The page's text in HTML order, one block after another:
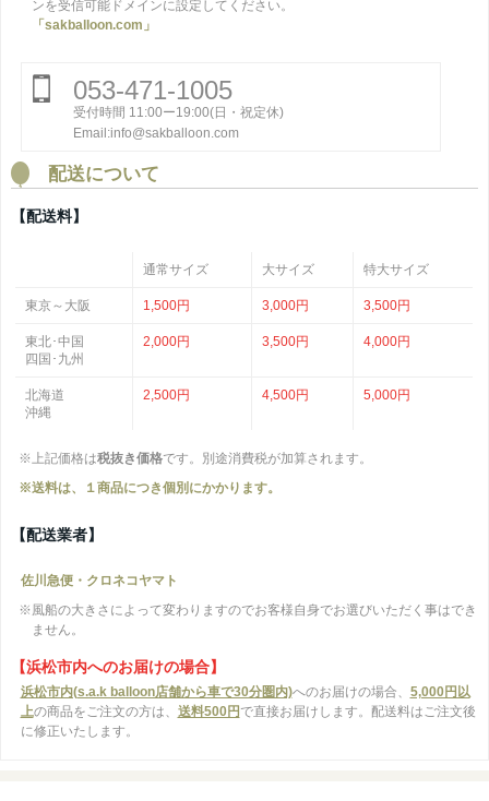
ンを受信可能ドメインに設定してください。
「sakballoon.com」
053-471-1005
受付時間 11:00ー19:00(日・祝定休)
Email:info@sakballoon.com
配送について
【配送料】
通常サイズ 大サイズ 特大サイズ
東京～大阪 1,500円 3,000円 3,500円
東北･中国
四国･九州
2,000円 3,500円 4,000円
北海道
沖縄
2,500円 4,500円 5,000円
※上記価格は税抜き価格です。別途消費税が加算されます。
※送料は、１商品につき個別にかかります。
【配送業者】
佐川急便・クロネコヤマト
※風船の大きさによって変わりますのでお客様自身でお選びいただく事はでき
ません。
【浜松市内へのお届けの場合】
浜松市内(s.a.k balloon店舗から車で30分圏内)へのお届けの場合、 5,000円以
上の商品をご注文の方は、 送料500円 で直接お届けします。配送料はご注文後
に修正いたします。